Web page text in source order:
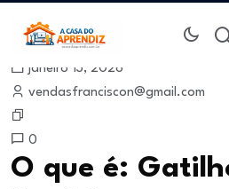
Como dar Aulas
Profissão Instalador Solar:
Como trabalhar como
O que faz um Moderador
Como ser um Afiliado de
janeiro 13, 2026
vendasfranciscon@gmail.com
0
O que é: